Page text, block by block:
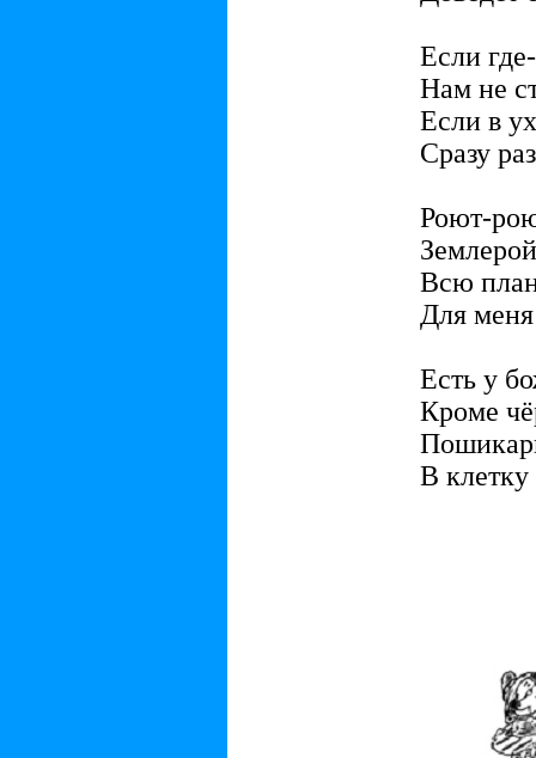
Если
Нам не
Если в
Сразу
Роют-
Всю
Для
Есть у
Кроме
В клетку